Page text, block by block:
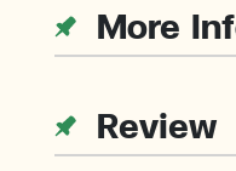
More
Review